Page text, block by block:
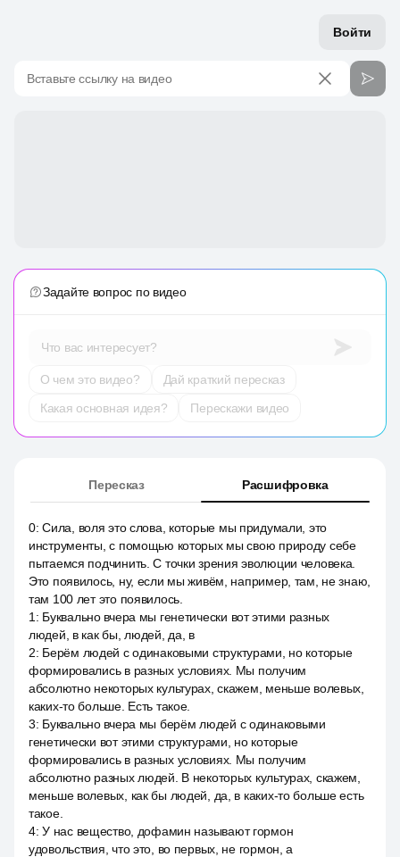
Войти
Вставьте ссылку на видео
Задайте вопрос по видео
Что вас интересует?
О чем это видео?
Дай краткий пересказ
Какая основная идея?
Перескажи видео
Пересказ Расшифровка
0:Сила, воля это слова, которые мы придумали, это
инструменты, с помощью которых мы свою природу себе
пытаемся подчинить. С точки зрения эволюции человека.
Это появилось, ну, если мы живём, например, там, не знаю,
там 100 лет это появилось.
1 : Буквально вчера мы генетически вот этими разных
людей, в как бы, людей, да, в
2: Берём людей с одинаковыми структурами, но которые
формировались в разных условиях. Мы получим
абсолютно некоторых культурах, скажем, меньше волевых,
каких-то больше. Есть такое.
3: Буквально вчера мы берём людей с одинаковыми
генетически вот этими структурами, но которые
формировались в разных условиях. Мы получим
абсолютно разных людей. В некоторых культурах, скажем,
меньше волевых, как бы людей, да, в каких-то больше есть
такое.
4:У нас вещество, дофамин называют гормон
удовольствия, что это, во первых, не гормон, а